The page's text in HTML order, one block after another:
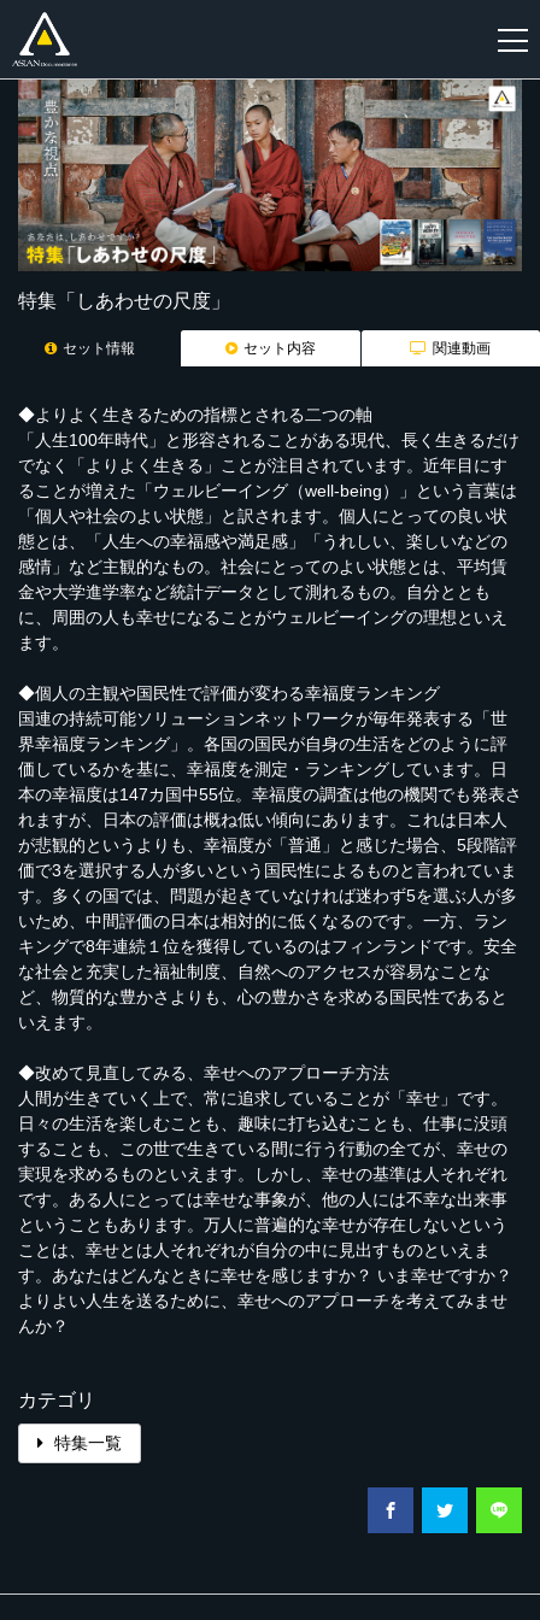
特集「しあわせの尺度」
セット情報 セット内容 関連動画
◆よりよく生きるための指標とされる二つの軸
「人生100年時代」と形容されることがある現代、長く生きるだけ
でなく「よりよく生きる」ことが注目されています。近年目にす
ることが増えた「ウェルビーイング（well-being）」という言葉は
「個人や社会のよい状態」と訳されます。個人にとっての良い状
態とは、「人生への幸福感や満足感」「うれしい、楽しいなどの
感情」など主観的なもの。社会にとってのよい状態とは、平均賃
金や大学進学率など統計データとして測れるもの。自分ととも
に、周囲の人も幸せになることがウェルビーイングの理想といえ
ます。
◆個人の主観や国民性で評価が変わる幸福度ランキング
国連の持続可能ソリューションネットワークが毎年発表する「世
界幸福度ランキング」。各国の国民が自身の生活をどのように評
価しているかを基に、幸福度を測定・ランキングしています。日
本の幸福度は147カ国中55位。幸福度の調査は他の機関でも発表さ
れますが、日本の評価は概ね低い傾向にあります。これは日本人
が悲観的というよりも、幸福度が「普通」と感じた場合、5段階評
価で3を選択する人が多いという国民性によるものと言われていま
す。多くの国では、問題が起きていなければ迷わず5を選ぶ人が多
いため、中間評価の日本は相対的に低くなるのです。一方、ラン
キングで8年連続１位を獲得しているのはフィンランドです。安全
な社会と充実した福祉制度、自然へのアクセスが容易なことな
ど、物質的な豊かさよりも、心の豊かさを求める国民性であると
いえます。
◆改めて見直してみる、幸せへのアプローチ方法
人間が生きていく上で、常に追求していることが「幸せ」です。
日々の生活を楽しむことも、趣味に打ち込むことも、仕事に没頭
することも、この世で生きている間に行う行動の全てが、幸せの
実現を求めるものといえます。しかし、幸せの基準は人それぞれ
です。ある人にとっては幸せな事象が、他の人には不幸な出来事
ということもあります。万人に普遍的な幸せが存在しないという
ことは、幸せとは人それぞれが自分の中に見出すものといえま
す。あなたはどんなときに幸せを感じますか？ いま幸せですか？
よりよい人生を送るために、幸せへのアプローチを考えてみませ
んか？
カテゴリ
特集一覧